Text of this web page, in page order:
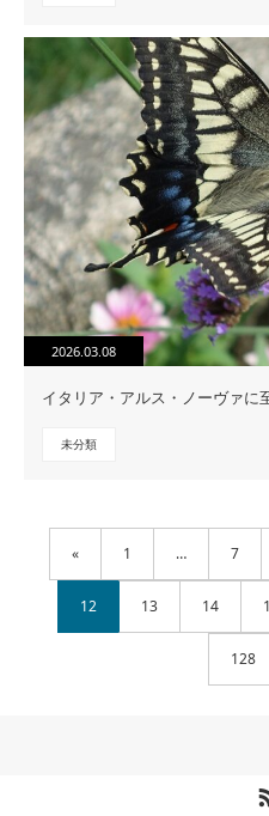
2026.03.08
イタリア・アルス・ノーヴァに
未分類
« 1 … 7
12 13 14
128